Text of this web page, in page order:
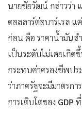
นายชัยวัฒน์ กล่าวว่า
ดอลลาร์ต่อบาร์เรล แ
ก่อน คือ ราคาน้ำมันส
เป็นระดับไม่เคยเกิ
กระทบค่าครองชีพปร
ว่าภาครัฐจะมีมาตรก
การเติบโตของ GDP